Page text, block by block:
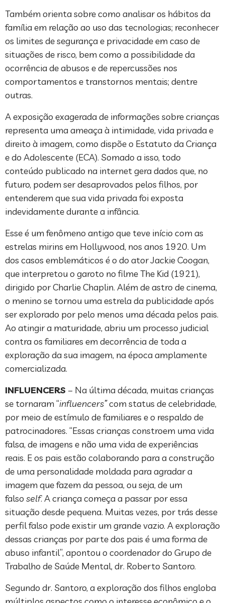
Também orienta sobre como analisar os hábitos da
família em relação ao uso das tecnologias; reconhecer
os limites de segurança e privacidade em caso de
situações de risco, bem como a possibilidade da
ocorrência de abusos e de repercussões nos
comportamentos e transtornos mentais; dentre
outras.
A exposição exagerada de informações sobre crianças
representa uma ameaça à intimidade, vida privada e
direito à imagem, como dispõe o Estatuto da Criança
e do Adolescente (ECA). Somado a isso, todo
conteúdo publicado na internet gera dados que, no
futuro, podem ser desaprovados pelos filhos, por
entenderem que sua vida privada foi exposta
indevidamente durante a infância.
Esse é um fenômeno antigo que teve início com as
estrelas mirins em Hollywood, nos anos 1920. Um
dos casos emblemáticos é o do ator Jackie Coogan,
que interpretou o garoto no filme The Kid (1921),
dirigido por Charlie Chaplin. Além de astro de cinema,
o menino se tornou uma estrela da publicidade após
ser explorado por pelo menos uma década pelos pais.
Ao atingir a maturidade, abriu um processo judicial
contra os familiares em decorrência de toda a
exploração da sua imagem, na época amplamente
comercializada.
INFLUENCERS – Na última década, muitas crianças
se tornaram “influencers”com status de celebridade,
por meio de estímulo de familiares e o respaldo de
patrocinadores. “Essas crianças constroem uma vida
falsa, de imagens e não uma vida de experiências
reais. E os pais estão colaborando para a construção
de uma personalidade moldada para agradar a
imagem que fazem da pessoa, ou seja, de um
falso self. A criança começa a passar por essa
situação desde pequena. Muitas vezes, por trás desse
perfil falso pode existir um grande vazio. A exploração
dessas crianças por parte dos pais é uma forma de
abuso infantil”, apontou o coordenador do Grupo de
Trabalho de Saúde Mental, dr. Roberto Santoro.
Segundo dr. Santoro, a exploração dos filhos engloba